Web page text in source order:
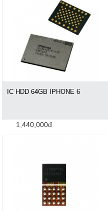
IC HDD 64GB IPHONE 6
1,440,000đ